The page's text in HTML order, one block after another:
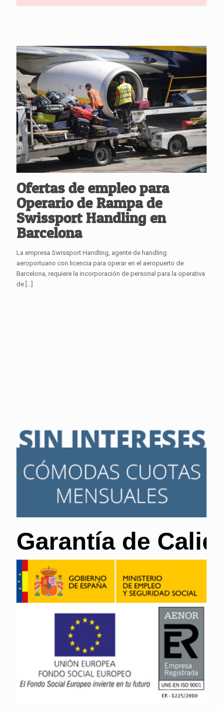
Ofertas de empleo para
Operario de Rampa de
Swissport Handling en
Barcelona
La empresa Swissport Handling, agente de handling
aeroportuario con licencia para operar en el aeropuerto de
Barcelona, requiere la incorporación de personal para la operativa
de
Garantía de